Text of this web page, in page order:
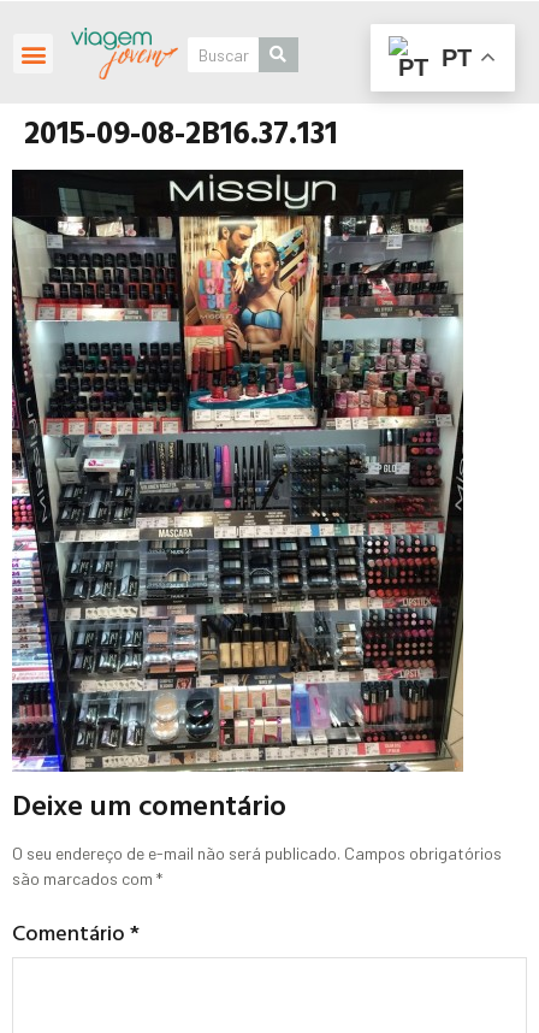
2015-09-08-2B16.37.131
Deixe um comentário
O seu endereço de e-mail não será publicado. Campos obrigatórios
são marcados com *
Comentário*
PT